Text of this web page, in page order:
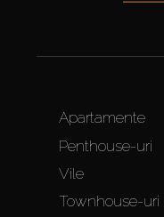
Apartamente
Penthouse-uri
Vile
Townhouse-uri